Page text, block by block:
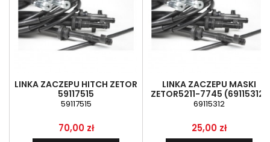
LINKA ZACZEPU HITCH ZETOR
59117515
59117515
Cena
70,00 zł
LINKA ZACZEPU MASKI
ZETOR5211-7745 (69115312)
69115312
Cena
25,00 zł